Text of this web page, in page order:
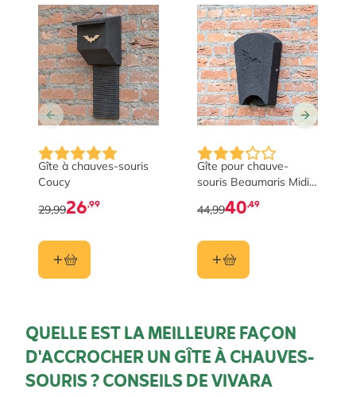
Gîte à chauves-souris
Coucy
26,99
29,99
Gîte pour chauve-
souris Beaumaris Midi
WoodStone®
40,49
44,99
QUELLE EST LA MEILLEURE FAÇON
D'ACCROCHER UN GÎTE À CHAUVES-
SOURIS ? CONSEILS DE VIVARA